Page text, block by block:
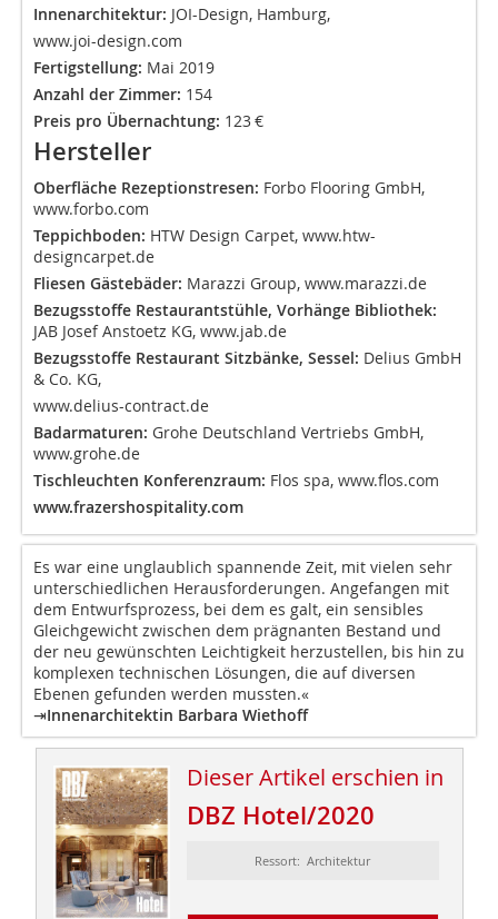
Innenarchitektur: JOI-Design, Hamburg,
www.joi-design.com
Fertigstellung: Mai 2019
Anzahl der Zimmer: 154
Preis pro Übernachtung: 123 €
Hersteller
Oberfläche Rezeptionstresen: Forbo Flooring GmbH,
www.forbo.com
Teppichboden: HTW Design Carpet, www.htw-
designcarpet.de
Fliesen Gästebäder: Marazzi Group, www.marazzi.de
Bezugsstoffe Restaurantstühle, Vorhänge Bibliothek:
JAB Josef Anstoetz KG, www.jab.de
Bezugsstoffe Restaurant Sitzbänke, Sessel: Delius GmbH
& Co. KG,
www.delius-contract.de
Badarmaturen: Grohe Deutschland Vertriebs GmbH,
www.grohe.de
Tischleuchten Konferenzraum: Flos spa, www.flos.com
www.frazershospitality.com
Es war eine unglaublich spannende Zeit, mit vielen sehr
unterschiedlichen Herausforderungen. Angefangen mit
dem Entwurfsprozess, bei dem es galt, ein sensibles
Gleichgewicht zwischen dem prägnanten Bestand und
der neu gewünschten Leichtigkeit herzustellen, bis hin zu
komplexen technischen Lösungen, die auf diversen
Ebenen gefunden werden mussten.«
⇥Innenarchitektin Barbara Wiethoff
Dieser Artikel erschien in
DBZ Hotel/2020
Ressort: Architektur